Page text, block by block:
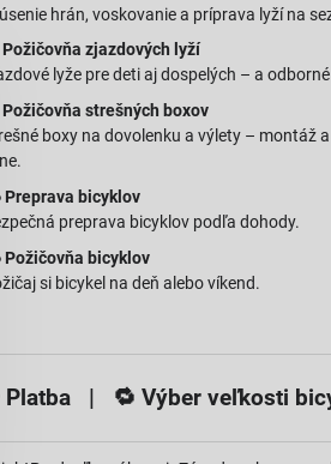
hrán, voskovanie a príprava lyží na
Požičovňa zjazdových lyží
lyže pre deti aj dospelých – a
Požičovňa strešných boxov
boxy na dovolenku a výlety – montáž
Preprava bicyklov
preprava bicyklov podľa dohody.
Požičovňa bicyklov
si bicykel na deň alebo víkend.
Platba | 🔁Výber veľkosti